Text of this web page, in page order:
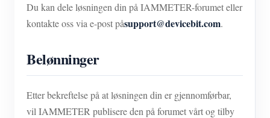
Du kan dele løsningen din på IAMMETER-forumet eller
kontakte oss via e-post påsupport@devicebit.com.
Belønninger
Etter bekreftelse på at løsningen din er gjennomførbar,
vil IAMMETER publisere den på forumet vårt og tilby